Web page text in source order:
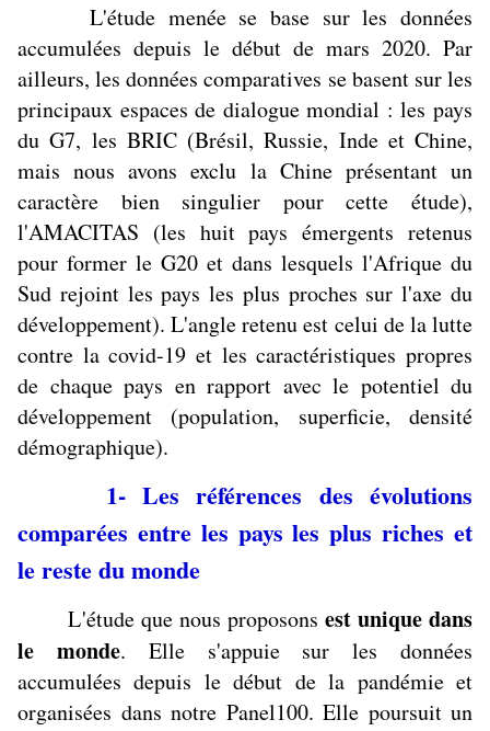
L'étude menée se base sur les données
accumulées depuis le début de mars 2020. Par
ailleurs, les données comparatives se basent sur les
principaux espaces de dialogue mondial : les pays
du G7, les BRIC (Brésil, Russie, Inde et Chine,
mais nous avons exclu la Chine présentant un
caractère bien singulier pour cette étude),
l'AMACITAS (les huit pays émergents retenus
pour former le G20 et dans lesquels l'Afrique du
Sud rejoint les pays les plus proches sur l'axe du
développement). L'angle retenu est celui de la lutte
contre la covid-19 et les caractéristiques propres
de chaque pays en rapport avec le potentiel du
développement (population, superficie, densité
démographique).
1- Les références des évolutions
comparées entre les pays les plus riches et
le reste du monde
L'étude que nous proposons est unique dans
le monde. Elle s'appuie sur les données
accumulées depuis le début de la pandémie et
organisées dans notre Panel100. Elle poursuit un